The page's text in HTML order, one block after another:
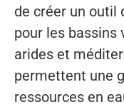
de créer un outil
pour les bassins
arides et
permettent une
ressources en